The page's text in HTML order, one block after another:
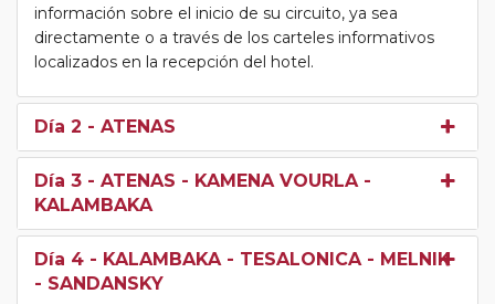
información sobre el inicio de su circuito, ya sea
directamente o a través de los carteles informativos
localizados en la recepción del hotel.
Día 2 - ATENAS
Día 3 - ATENAS - KAMENA VOURLA -
KALAMBAKA
Día 4 - KALAMBAKA - TESALONICA - MELNIK
- SANDANSKY